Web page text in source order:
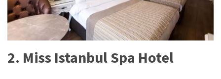
2. Miss Istanbul Spa Hotel